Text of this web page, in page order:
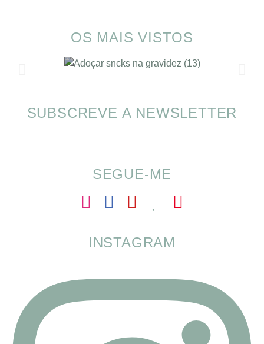
OS MAIS VISTOS
Alimentação nas férias com SOMP
SUBSCREVE A NEWSLETTER
SEGUE-ME
INSTAGRAM